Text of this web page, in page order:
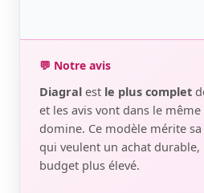
💬 Notre avis
Diagral est le plus complet
et les avis vont dans le
domine. Ce modèle mérite
qui veulent un achat durable,
budget plus élevé.